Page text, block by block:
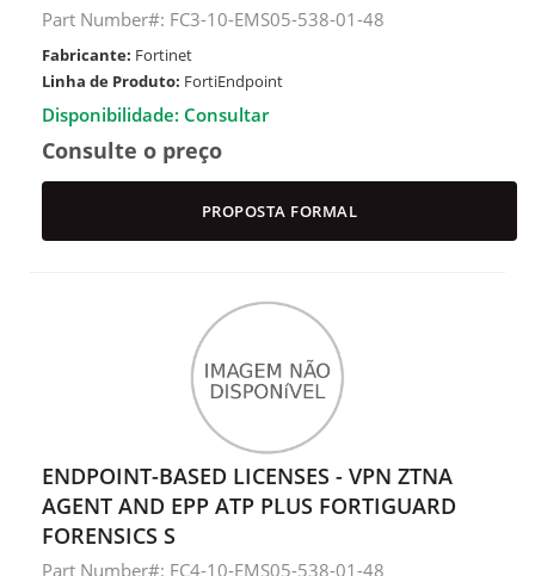
Part Number#: FC3-10-EMS05-538-01-48
Fabricante: Fortinet
Linha de Produto: FortiEndpoint
Disponibilidade: Consultar
Consulte o preço
PROPOSTA FORMAL
ENDPOINT-BASED LICENSES - VPN ZTNA
AGENT AND EPP ATP PLUS FORTIGUARD
FORENSICS S
Part Number#: FC4-10-EMS05-538-01-48